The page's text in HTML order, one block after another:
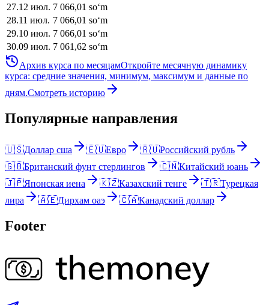
27.12 июл. 7 066,01 soʻm
28.11 июл. 7 066,01 soʻm
29.10 июл. 7 066,01 soʻm
30.09 июл. 7 061,62 soʻm
Архив курса по месяцамОткройте месячную динамику
курса: средние значения, минимум, максимум и данные по
дням.Смотреть историю
Популярные направления
🇺🇸Доллар сша 🇪🇺Евро 🇷🇺Российский рубль
🇬🇧Британский фунт стерлингов 🇨🇳Китайский юань
🇯🇵Японская иена 🇰🇿Казахский тенге 🇹🇷Турецкая
лира
🇦🇪Дирхам оаэ 🇨🇦Канадский доллар
Footer